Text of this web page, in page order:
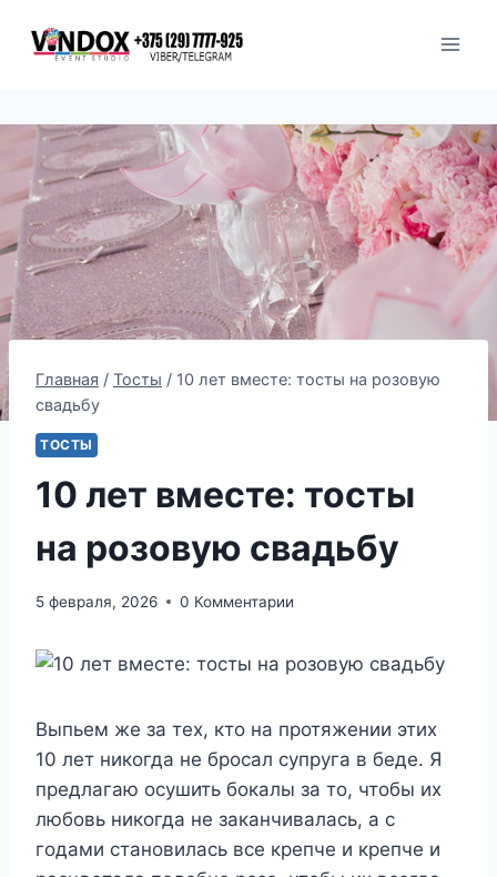
Главная / Тосты / 10 лет вместе: тосты на розовую
свадьбу
ТОСТЫ
10 лет вместе: тосты
на розовую свадьбу
5 февраля, 2026 0 Комментарии
Выпьем же за тех, кто на протяжении этих
10 лет никогда не бросал супруга в беде. Я
предлагаю осушить бокалы за то, чтобы их
любовь никогда не заканчивалась, а с
годами становилась все крепче и крепче и